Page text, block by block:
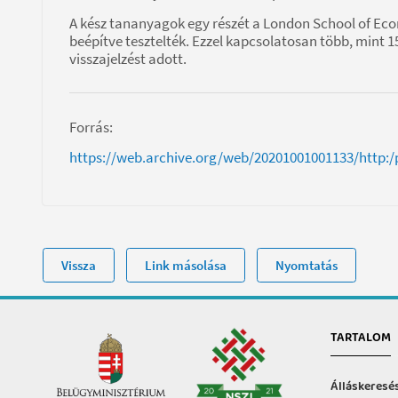
A kész tananyagok egy részét a London School of
beépítve tesztelték. Ezzel kapcsolatosan több, mint
visszajelzést adott.
Forrás:
https://web.archive.org/web/20201001001133/
Vissza Link másolása Nyomtatás
TARTALOM